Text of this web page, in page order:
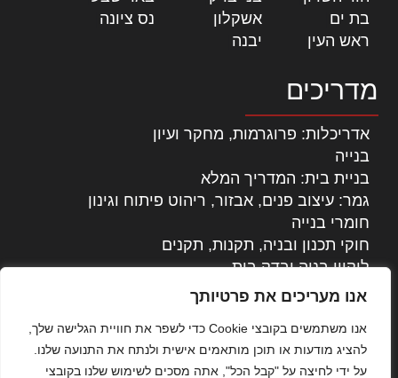
אנו מעריכים את פרטיותך
אנו משתמשים בקובצי Cookie כדי לשפר את חוויית הגלישה שלך,
להציג מודעות או תוכן מותאמים אישית ולנתח את התנועה שלנו.
על ידי לחיצה על "קבל הכל", אתה מסכים לשימוש שלנו בקובצי
בת ים
אשקלון נס ציונה
ראש העין
יבנה
מדריכים
אדריכלות: פרוגרמות, מחקר ועיון
בנייה
בניית בית: המדריך המלא
גמר: עיצוב פנים, אבזור, ריהוט פיתוח וגינון
חומרי בנייה
חוקי תכנון ובניה, תקנות, תקנים
ליקויי בניה ובדק בית
נדל"ן: זכויות, אגרות ועסקאות
עקרונות ניהול אחזקה מתקדמות
צילום אדריכלי